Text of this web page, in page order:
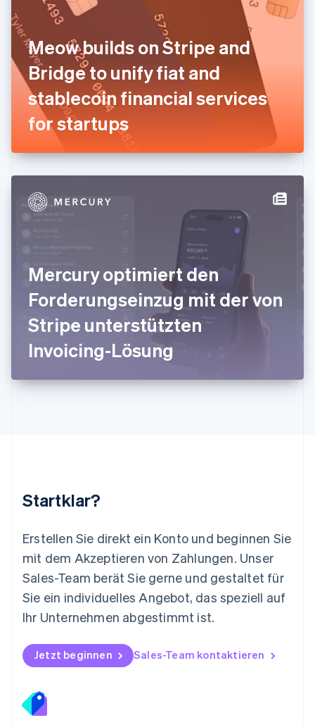
Meow builds on Stripe and
Bridge to unify fiat and
stablecoin financial services
for startups
Mercury optimiert den
Forderungseinzug mit der von
Stripe unterstützten
Invoicing-Lösung
Startklar?
Erstellen Sie direkt ein Konto und beginnen Sie
mit dem Akzeptieren von Zahlungen. Unser
Sales-Team berät Sie gerne und gestaltet für
Sie ein individuelles Angebot, das speziell auf
Ihr Unternehmen abgestimmt ist.
Jetzt beginnen Sales-Team kontaktieren
Français English
Gibraltar
Griechenland
Indien
English
Irland
English
Italien
Japan
日本語English
Kanada
English Français
Liechtenstein
Litauen
English
Luxemburg
FrançaisDeutsch English
Malaysia
Malta
Nederlands English
Norwegen
Österreich
Polen
English
Portugal
Português English
Rumänien
Schweden
Svenska English
Deutsch
Singapur
English